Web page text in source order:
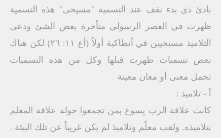
بادئ ذي بدء نقف عند التسمية "مسيحى" هذه التسمية
ظهرت في العصر الرسولي متأخرة بعض الشئ ودعى
التلاميذ مسيحيين في أنطاكية أولاً (أع ١١: ٢٦) لكن هناك
بعض تسميات ظهرت قبلها وكل من هذه التسميات
تحمل معنى أو معان معينة
أ - تلاميذ :
كانت علاقة الرب يسوع بمن تجمعوا حوله علاقة المعلم
بتلاميذه. ولقب معلّم وتلاميذ لم يكن غريباً عن تلك البيئة .